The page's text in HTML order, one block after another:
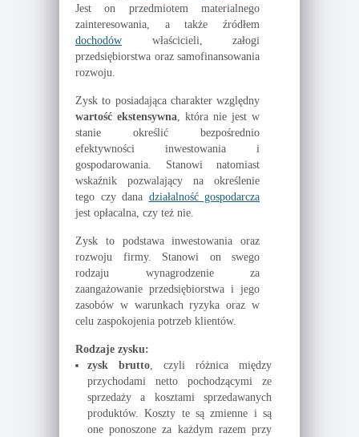
Jest on przedmiotem materialnego
zainteresowania, a także źródłem
dochodów właścicieli, załogi
przedsiębiorstwa oraz samofinansowania
rozwoju.
Zysk to posiadająca charakter względny
wartość ekstensywna, która nie jest w
stanie określić bezpośrednio
efektywności inwestowania i
gospodarowania. Stanowi natomiast
wskaźnik pozwalający na określenie
tego czy dana działalność gospodarcza
jest opłacalna, czy też nie.
Zysk to podstawa inwestowania oraz
rozwoju firmy. Stanowi on swego
rodzaju wynagrodzenie za
zaangażowanie przedsiębiorstwa i jego
zasobów w warunkach ryzyka oraz w
celu zaspokojenia potrzeb klientów.
Rodzaje zysku:
zysk brutto, czyli różnica między
przychodami netto pochodzącymi ze
sprzedaży a kosztami sprzedawanych
produktów. Koszty te są zmienne i są
one ponoszone za każdym razem przy